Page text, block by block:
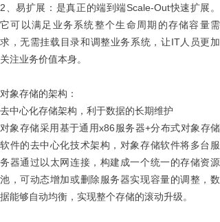
2、易扩展：是真正的端到端Scale-Out快速扩展。
它可以满足业务系统整个生命周期的存储容量需
求，无需挂载目录和调整业务系统，让IT人员更加
关注业务价值本身。
对象存储的架构：
去中心化存储架构，利于数据的长期维护
对象存储采用基于通用x86服务器+分布式对象存储
软件的去中心化技术架构，对象存储软件将多台服
务器通过以太网连接，构建成一个统一的存储资源
池，可动态增加或删除服务器实现容量的调整，数
据能够自动均衡，实现整个存储的滚动升级。